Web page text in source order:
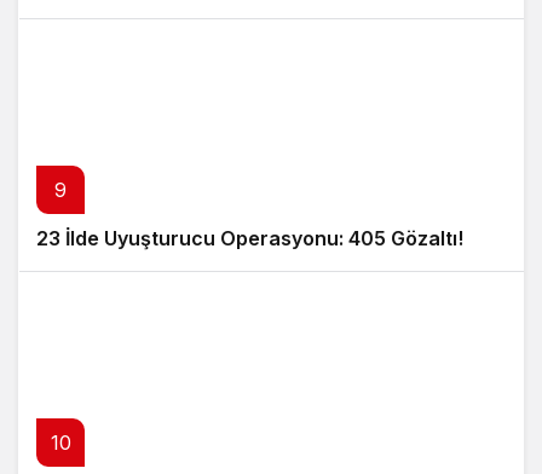
9
23 İlde Uyuşturucu Operasyonu: 405 Gözaltı!
10